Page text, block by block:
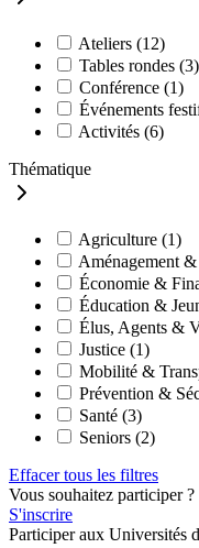
Ateliers (12)
Tables rondes (3)
Conférence (1)
Événements
Activités (6)
Thématique
Agriculture (1)
Aménagement
Économie &
Éducation &
Élus, Agents &
Justice (1)
Mobilité &
Prévention &
Santé (3)
Seniors (2)
Effacer tous les filtres
Vous souhaitez participer ?
S'inscrire
Participer aux Universités